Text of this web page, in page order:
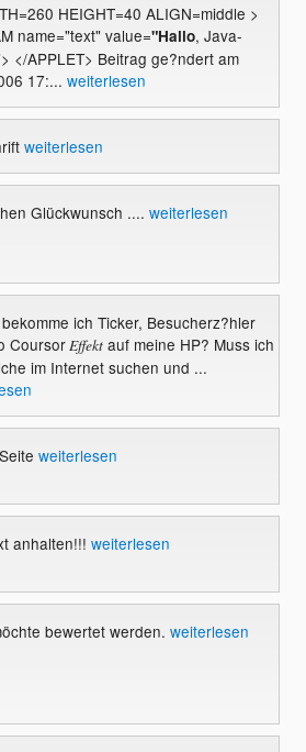
HEIGHT=40 ALIGN=middle >
name="text" value="Hallo, Java-
</APPLET> Beitrag ge?ndert am
17:... weiterlesen
weiterlesen
Glückwunsch .... weiterlesen
ich Ticker, Besucherz?hler
CoursorEffektauf meine HP? Muss ich
im Internet suchen und ...
weiterlesen
anhalten!!! weiterlesen
bewertet werden. weiterlesen